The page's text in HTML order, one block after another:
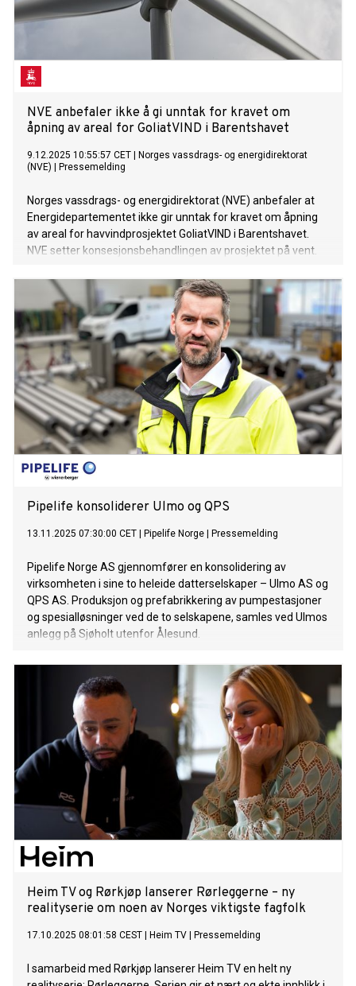
NVE anbefaler ikke å gi unntak for kravet om
åpning av areal for GoliatVIND i Barentshavet
9.12.2025 10:55:57 CET
Norges vassdrags- og energidirektorat
(NVE)
Pressemelding
Norges vassdrags- og energidirektorat (NVE) anbefaler at
Energidepartementet ikke gir unntak for kravet om åpning
av areal for havvindprosjektet GoliatVIND i Barentshavet.
NVE setter konsesjonsbehandlingen av prosjektet på vent.
Pipelife konsoliderer Ulmo og QPS
13.11.2025 07:30:00 CET Pipelife Norge Pressemelding
Pipelife Norge AS gjennomfører en konsolidering av
virksomheten i sine to heleide datterselskaper – Ulmo AS og
QPS AS. Produksjon og prefabrikkering av pumpestasjoner
og spesialløsninger ved de to selskapene, samles ved Ulmos
anlegg på Sjøholt utenfor Ålesund.
Heim TV og Rørkjøp lanserer Rørleggerne – ny
realityserie om noen av Norges viktigste fagfolk
17.10.2025 08:01:58 CEST Heim TV Pressemelding
I samarbeid med Rørkjøp lanserer Heim TV en helt ny